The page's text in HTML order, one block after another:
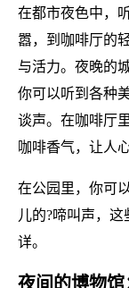
在都市夜色中，
嚣，到咖啡厅的
与活力。夜晚的
你可以听到各种
谈声。在咖啡厅
咖啡香气，让人
在公园里，你可
儿的?啼叫声，
详。
夜间的博物